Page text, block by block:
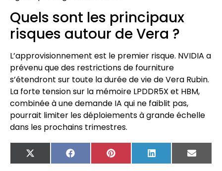
Quels sont les principaux
risques autour de Vera ?
L’approvisionnement est le premier risque. NVIDIA a
prévenu que des restrictions de fourniture
s’étendront sur toute la durée de vie de Vera Rubin.
La forte tension sur la mémoire LPDDR5X et HBM,
combinée à une demande IA qui ne faiblit pas,
pourrait limiter les déploiements à grande échelle
dans les prochains trimestres.
X
(Twitter)
FacebookPinterest LinkedIn Email